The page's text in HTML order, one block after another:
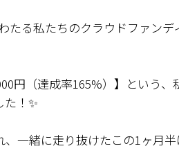
たる私たちのクラウドファンデ
円（達成率165%）】という、
！✨
一緒に走り抜けたこの1ヶ月